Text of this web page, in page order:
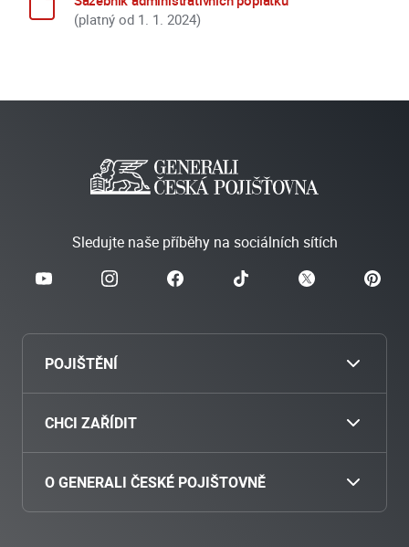
(platný od 1. 1. 2024)
Sledujte naše příběhy na sociálních sítích
POJIŠTĚNÍ
Cestovní
Povinné ručení
CHCI ZAŘÍDIT
Nahlásit škodu
Zaplatit pojistné
O GENERALI ČESKÉ POJIŠTOVNĚ